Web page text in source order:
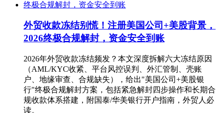
外贸收款冻结别慌！注册美国公司+美股背景，
2026终极合规解封，资金安全到账
2026年外贸收款冻结频发？本文深度拆解六大冻结原因
（AML/KYC收紧、平台风控误判、外汇管制、壳账
户、地缘审查、合规缺失），给出"美国公司+美股银
行"终极合规解封方案，包括紧急解封四步操作和长期合
规收款体系搭建，附国泰/华美银行开户指南，外贸人必
读。